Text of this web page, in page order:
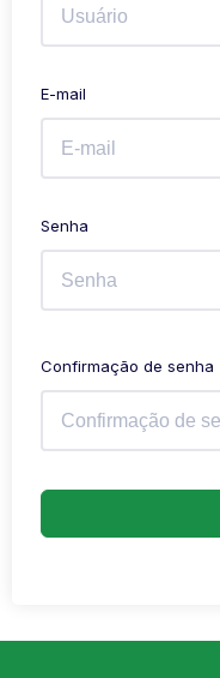
E-mail
Senha
Confirmação de senha